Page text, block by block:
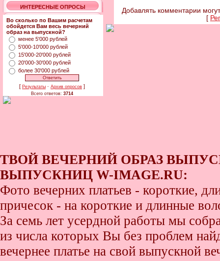
ИНТЕРЕСНЫЕ ОПРОСЫ
Во сколько по Вашим расчетам
обойдется Вам весь вечерний
образ на выпускной?
менее 5'000 рублей
5'000-10'000 рублей
15'000-20'000 рублей
20'000-30'000 рублей
более 30'000 рублей
[ Результаты · Архив опросов ]
Всего ответов: 3714
Добавлять комментарии
[
ТВОЙ ВЕЧЕРНИЙ ОБРАЗ
ВЫПУСКНИЦ W-IMAGE.RU:
Фото вечерних платьев - короткие,
причесок - на короткие и длинные
За семь лет усердной работы мы
из числа которых Вы без проблем
вечернее платье на свой выпускной